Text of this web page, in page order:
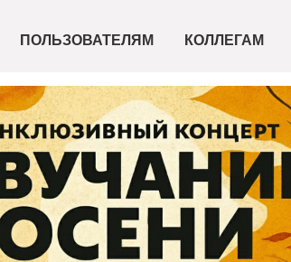
ПОЛЬЗОВАТЕЛЯМ КОЛЛЕГАМ